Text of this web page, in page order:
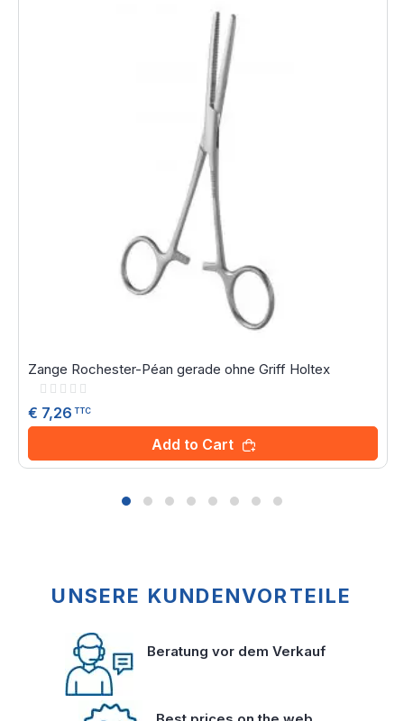
Zange Rochester-Péan gerade ohne Griff Holtex
Rating:
€ 7,26 TTC
Add to Cart
UNSERE KUNDENVORTEILE
Beratung vor dem Verkauf